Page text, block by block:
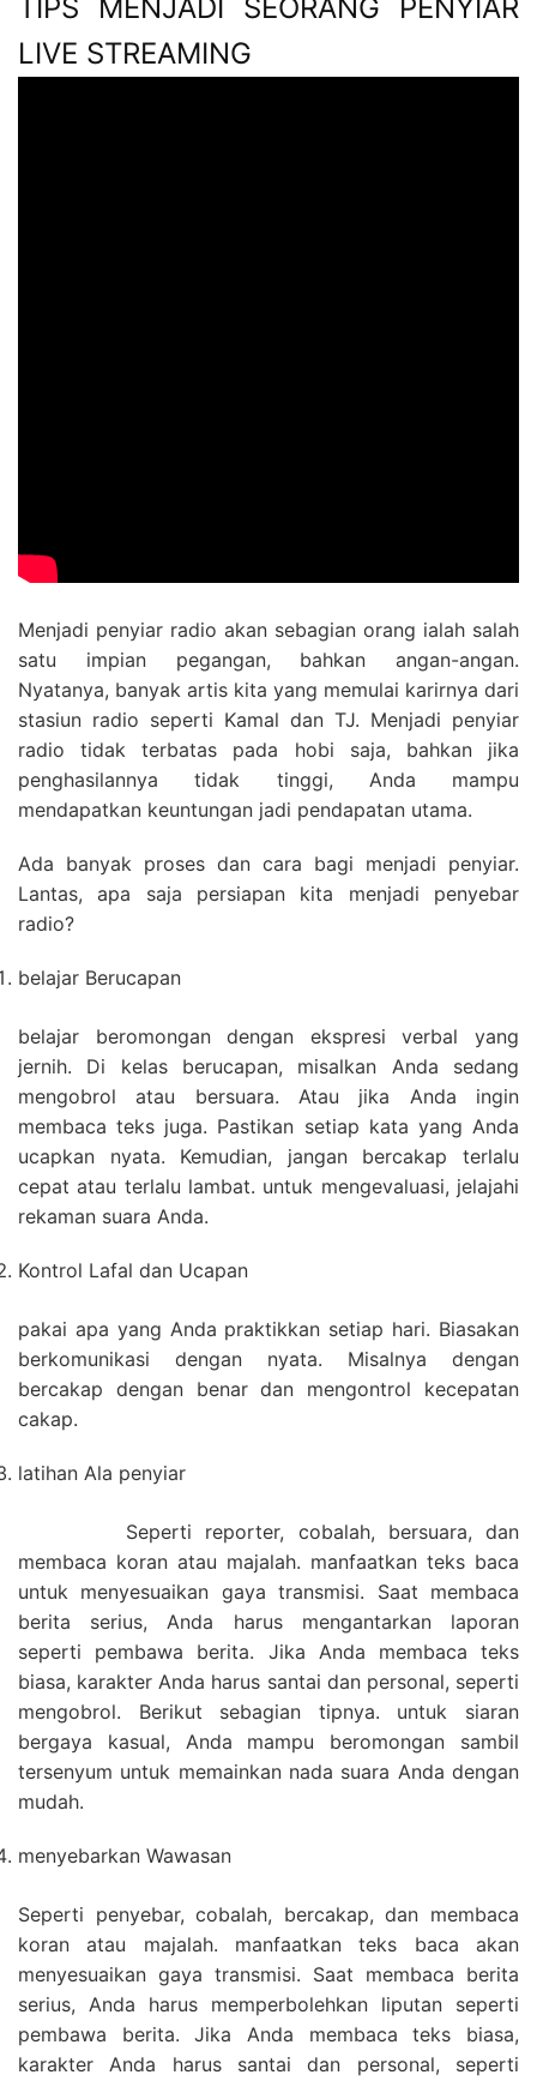
TIPS MENJADI SEORANG PENYIAR
LIVE STREAMING
Menjadi penyiar radio akan sebagian orang ialah salah
satu impian pegangan, bahkan angan-angan.
Nyatanya, banyak artis kita yang memulai karirnya dari
stasiun radio seperti Kamal dan TJ. Menjadi penyiar
radio tidak terbatas pada hobi saja, bahkan jika
penghasilannya tidak tinggi, Anda mampu
mendapatkan keuntungan jadi pendapatan utama.
Ada banyak proses dan cara bagi menjadi penyiar.
Lantas, apa saja persiapan kita menjadi penyebar
radio?
belajar Berucapan
belajar beromongan dengan ekspresi verbal yang
jernih. Di kelas berucapan, misalkan Anda sedang
mengobrol atau bersuara. Atau jika Anda ingin
membaca teks juga. Pastikan setiap kata yang Anda
ucapkan nyata. Kemudian, jangan bercakap terlalu
cepat atau terlalu lambat. untuk mengevaluasi, jelajahi
rekaman suara Anda.
Kontrol Lafal dan Ucapan
pakai apa yang Anda praktikkan setiap hari. Biasakan
berkomunikasi dengan nyata. Misalnya dengan
bercakap dengan benar dan mengontrol kecepatan
cakap.
latihan Ala penyiar
Seperti reporter, cobalah, bersuara, dan
membaca koran atau majalah. manfaatkan teks baca
untuk menyesuaikan gaya transmisi. Saat membaca
berita serius, Anda harus mengantarkan laporan
seperti pembawa berita. Jika Anda membaca teks
biasa, karakter Anda harus santai dan personal, seperti
mengobrol. Berikut sebagian tipnya. untuk siaran
bergaya kasual, Anda mampu beromongan sambil
tersenyum untuk memainkan nada suara Anda dengan
mudah.
menyebarkan Wawasan
Seperti penyebar, cobalah, bercakap, dan membaca
koran atau majalah. manfaatkan teks baca akan
menyesuaikan gaya transmisi. Saat membaca berita
serius, Anda harus memperbolehkan liputan seperti
pembawa berita. Jika Anda membaca teks biasa,
karakter Anda harus santai dan personal, seperti